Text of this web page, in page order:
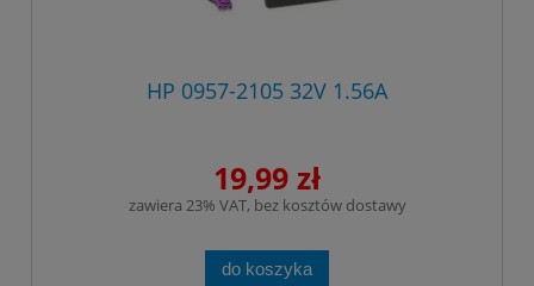
HP 0957-2105 32V 1.56A
19,99 zł
zawiera 23% VAT, bez kosztów dostawy
do koszyka